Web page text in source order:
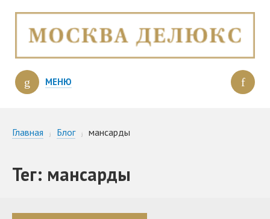
МЕНЮ
Главная Блог мансарды
Тег: мансарды